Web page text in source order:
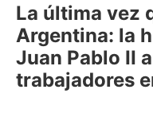
La última vez
Argentina: la
Juan Pablo II
trabajadores